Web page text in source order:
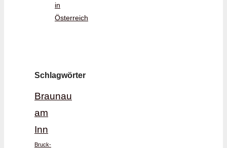
in
Österreich
Schlagwörter
Braunau
am
Inn
Bruck-